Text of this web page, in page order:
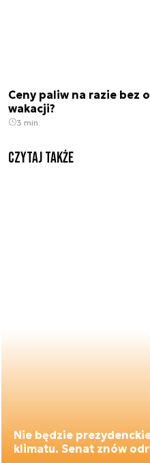
Ceny paliw na razie bez
wakacji?
3 min.
Czytaj także
Nie będzie
klimatu. Senat znów